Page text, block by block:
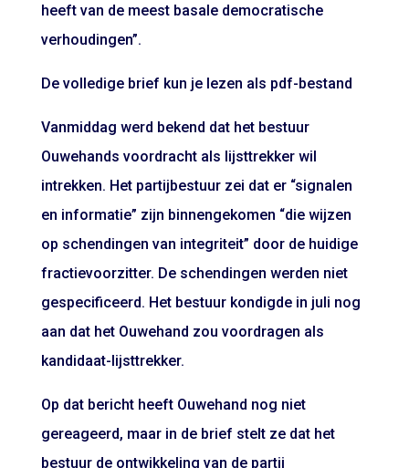
heeft van de meest basale democratische
verhoudingen”.
De volledige brief kun je lezen als pdf-bestand
Vanmiddag werd bekend dat het bestuur
Ouwehands voordracht als lijsttrekker wil
intrekken. Het partijbestuur zei dat er “signalen
en informatie” zijn binnengekomen “die wijzen
op schendingen van integriteit” door de huidige
fractievoorzitter. De schendingen werden niet
gespecificeerd. Het bestuur kondigde in juli nog
aan dat het Ouwehand zou voordragen als
kandidaat-lijsttrekker.
Op dat bericht heeft Ouwehand nog niet
gereageerd, maar in de brief stelt ze dat het
bestuur de ontwikkeling van de partij